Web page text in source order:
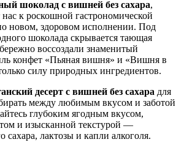
шоколад с вишней без сахара,
к роскошной гастрономической
новом, здоровом исполнении. Под
шоколада скрывается тающая
воссоздали знаменитый
конфет «Пьяная вишня» и «Вишня в
силу природных ингредиентов.
десерт с вишней без сахара для
между любимым вкусом и заботой
глубоким ягодным вкусом,
и изысканной текстурой —
сахара, лактозы и капли алкоголя.